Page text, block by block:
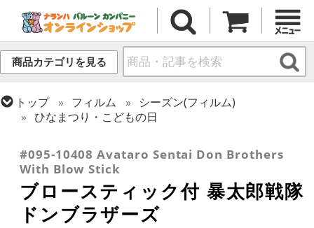
商品カテゴリを見る
トップ フィルム
シーズン(フィルム)
ひなまつり・こどもの日
国内キャラクター
#095-10408 Avataro Sentai Don Brothers
With Blow Stick
ブロースティック付 暴太郎戦隊
ドンブラザーズ